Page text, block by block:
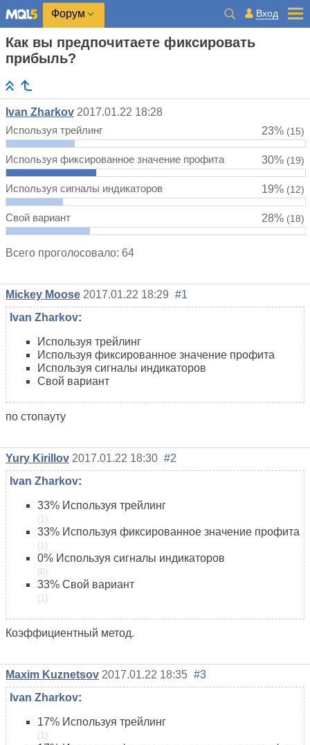
Форум Вход
Как вы предпочитаете фиксировать
прибыль?
Ivan Zharkov 2017.01.22 18:28
Используя трейлинг
23% (15)
Используя фиксированное значение профита 30% (19)
Используя сигналы индикаторов 19% (12)
Свой вариант 28% (18)
Всего проголосовало: 64
Mickey Moose 2017.01.22 18:29 #1
Ivan Zharkov:
Используя трейлинг
Используя фиксированное значение профита
Используя сигналы индикаторов
Свой вариант
по стопауту
Yury Kirillov 2017.01.22 18:30 #2
Ivan Zharkov:
33% Используя трейлинг
(1)
33% Используя фиксированное значение профита
(1)
0% Используя сигналы индикаторов
(0)
33% Свой вариант
(1)
Коэффициентный метод.
Maxim Kuznetsov 2017.01.22 18:35 #3
Ivan Zharkov:
17% Используя трейлинг
(1)